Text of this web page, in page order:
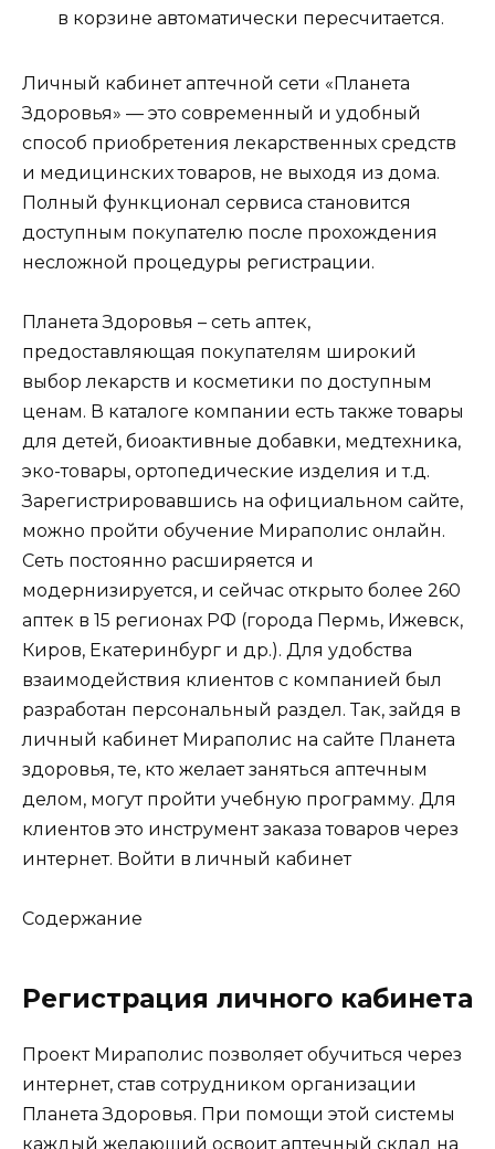
в корзине автоматически пересчитается.
Личный кабинет аптечной сети «Планета
Здоровья» — это современный и удобный
способ приобретения лекарственных средств
и медицинских товаров, не выходя из дома.
Полный функционал сервиса становится
доступным покупателю после прохождения
несложной процедуры регистрации.
Планета Здоровья – сеть аптек,
предоставляющая покупателям широкий
выбор лекарств и косметики по доступным
ценам. В каталоге компании есть также товары
для детей, биоактивные добавки, медтехника,
эко-товары, ортопедические изделия и т.д.
Зарегистрировавшись на официальном сайте,
можно пройти обучение Мираполис онлайн.
Сеть постоянно расширяется и
модернизируется, и сейчас открыто более 260
аптек в 15 регионах РФ (города Пермь, Ижевск,
Киров, Екатеринбург и др.). Для удобства
взаимодействия клиентов с компанией был
разработан персональный раздел. Так, зайдя в
личный кабинет Мираполис на сайте Планета
здоровья, те, кто желает заняться аптечным
делом, могут пройти учебную программу. Для
клиентов это инструмент заказа товаров через
интернет. Войти в личный кабинет
Содержание
Регистрация личного кабинета
Проект Мираполис позволяет обучиться через
интернет, став сотрудником организации
Планета Здоровья. При помощи этой системы
каждый желающий освоит аптечный склад на